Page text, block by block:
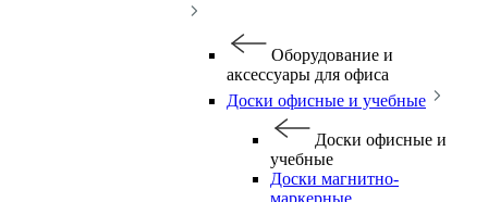
Оборудование и
аксессуары для офиса
Доски офисные и учебные
Доски офисные и
учебные
Доски магнитно-
маркерные